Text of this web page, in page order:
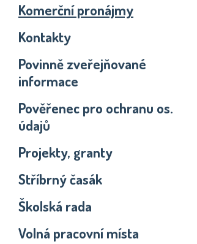
Komerční pronájmy
Kontakty
Povinně zveřejňované
informace
Pověřenec pro ochranu os.
údajů
Projekty, granty
Stříbrný časák
Školská rada
Volná pracovní místa